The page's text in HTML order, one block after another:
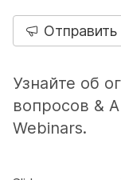
Узнайте об
вопросов &
Webinars.